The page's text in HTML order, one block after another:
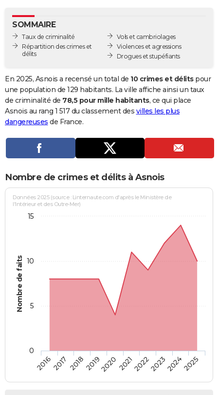
GUIDES D'ACHAT
BONS PLANS
Carte de Noël
Carte Bonne année
Carte Saint-Valentin
Carte Pâques
Carte d'anniversaire
DICTIONNAIRE
Dictionnaire
Biographies
Citations
Expressions
Proverbes
PROGRAMME TV
Se connecter
Entreprises
Service militaire
Avis de recherche
AVIS DE DÉCÈS
Bricolage
Lifestyle
Culture
Sport
Auto
Television
Voyage
Cinema
SOMMAIRE
Taux de criminalité
Répartition des crimes et
délits
Vols et cambriolages
Violences et agressions
Drogues et stupéfiants
En 2025, Asnois a recensé un total de 10 crimes et délitspour
une population de 129 habitants. La ville affiche ainsi un taux
de criminalité de 78,5 pour mille habitants, ce qui place
Asnois au rang 1 517 du classement des villes les plus
dangereuses de France.
Nombre de crimes et délits à Asnois
Nombre de faits
Données 2025 (source : Linternaute.com d'après le Ministère de
l'Intérieur et des Outre-Mer)
20162017 20182019202020212022202320242025
0
5
10
15